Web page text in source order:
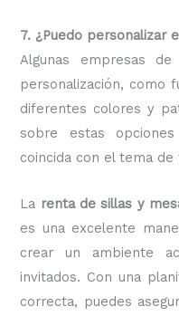
7. ¿Puedo personalizar
Algunas empresas
personalización, como
diferentes colores y
sobre estas
coincida con el tema de
La renta de sillas y
es una excelente
crear un ambiente
invitados. Con una
correcta, puedes